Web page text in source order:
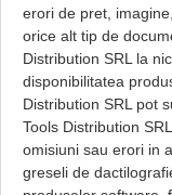
erori de pret,
orice alt tip de
Distribution SRL la
disponibilitatea
Distribution SRL pot
Tools Distribution
omisiuni sau erori in
greseli de